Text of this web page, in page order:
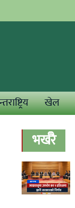
खेल
भर्खरै